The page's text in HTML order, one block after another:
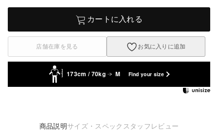
カートに入れる
店舗在庫を見る お気に入りに追加
173cm / 70kg M Find your size
商品説明サイズ・スペック スタッフレビュー